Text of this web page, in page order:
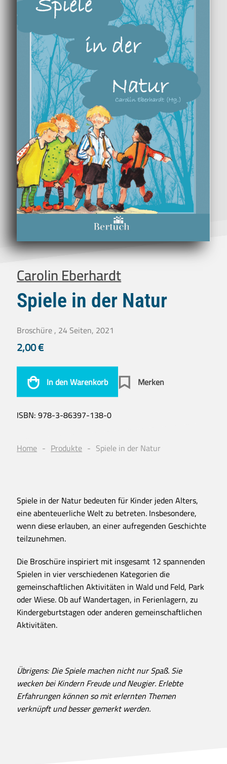
Carolin Eberhardt
Spiele in der Natur
Broschüre , 24 Seiten, 2021
2,00€
In den Warenkorb Merken
ISBN:978-3-86397-138-0
Home Produkte Spiele in der Natur
Spiele in der Natur bedeuten für Kinder jeden Alters,
eine abenteuerliche Welt zu betreten. Insbesondere,
wenn diese erlauben, an einer aufregenden Geschichte
teilzunehmen.
Die Broschüre inspiriert mit insgesamt 12 spannenden
Spielen in vier verschiedenen Kategorien die
gemeinschaftlichen Aktivitäten in Wald und Feld, Park
oder Wiese. Ob auf Wandertagen, in Ferienlagern, zu
Kindergeburtstagen oder anderen gemeinschaftlichen
Aktivitäten.
Übrigens: Die Spiele machen nicht nur Spaß. Sie
wecken bei Kindern Freude und Neugier. Erlebte
Erfahrungen können so mit erlernten Themen
verknüpft und besser gemerkt werden.